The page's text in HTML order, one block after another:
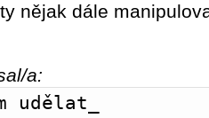
nějak dále
a:
udělat_